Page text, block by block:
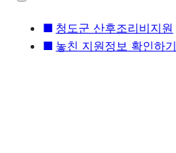
청도군 산후조리비지원
놓친 지원정보 확인하기